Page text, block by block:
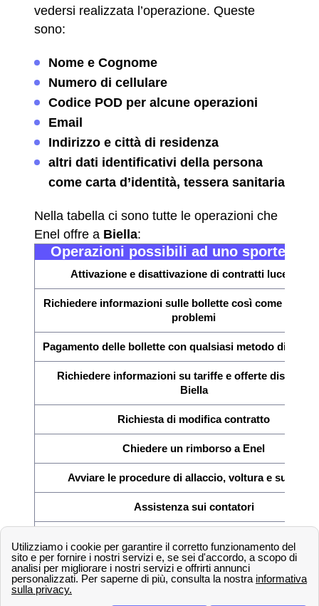
vedersi realizzata l’operazione. Queste
sono:
Nome e Cognome
Numero di cellulare
Codice POD per alcune operazioni
Email
Indirizzo e città di residenza
altri dati identificativi della persona
come carta d’identità, tessera sanitaria
Nella tabella ci sono tutte le operazioni che
Enel offre a Biella:
Operazioni possibili ad uno sportello
Attivazione e disattivazione di contratti luce e gas
Richiedere informazioni sulle bollette così come la
problemi
Pagamento delle bollette con qualsiasi metodo di
Richiedere informazioni su tariffe e offerte
Biella
Richiesta di modifica contratto
Chiedere un rimborso a Enel
Avviare le procedure di allaccio, voltura e subentro
Assistenza sui contatori
Informazioni sugli impianti fotovoltaici